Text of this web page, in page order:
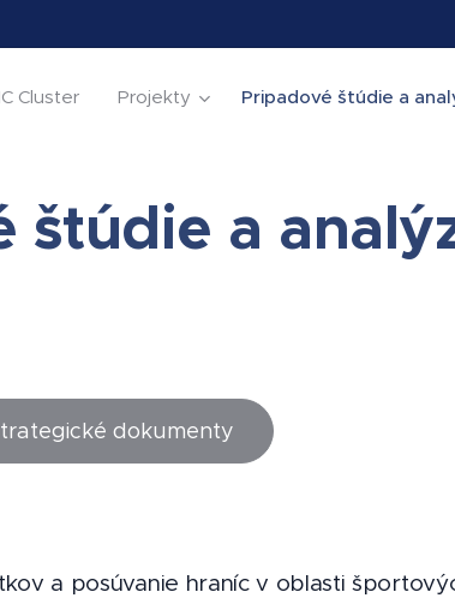
Cluster Projekty Pripadové štúdie a
štúdie a
dokumenty
a posúvanie hraníc v oblasti